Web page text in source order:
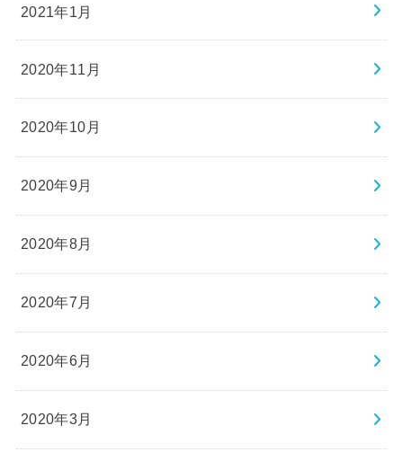
2021年1月
2020年11月
2020年10月
2020年9月
2020年8月
2020年7月
2020年6月
2020年3月